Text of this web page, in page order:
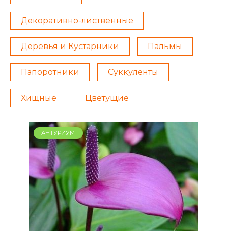
Декоративно-лиственные
Деревья и Кустарники Пальмы
Папоротники Суккуленты
Хищные Цветущие
АНТУРИУМ